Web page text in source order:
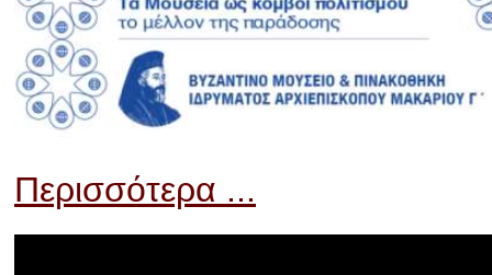
Περισσότερα ...